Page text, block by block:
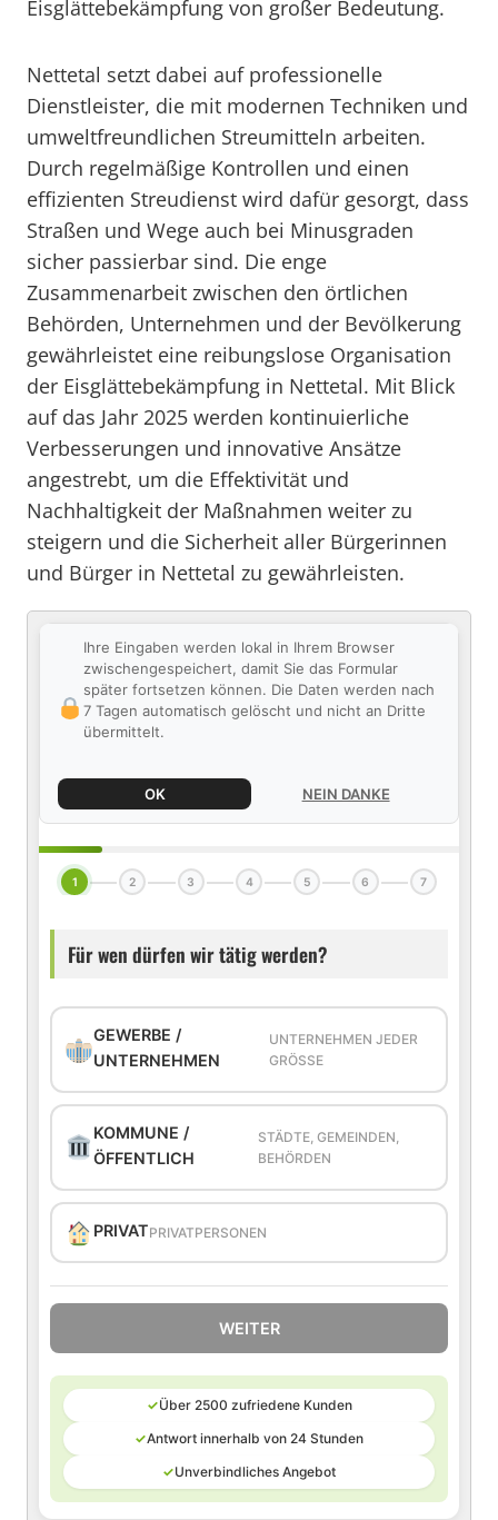
Eisglättebekämpfung von großer Bedeutung.
Nettetal setzt dabei auf professionelle
Dienstleister, die mit modernen Techniken und
umweltfreundlichen Streumitteln arbeiten.
Durch regelmäßige Kontrollen und einen
effizienten Streudienst wird dafür gesorgt, dass
Straßen und Wege auch bei Minusgraden
sicher passierbar sind. Die enge
Zusammenarbeit zwischen den örtlichen
Behörden, Unternehmen und der Bevölkerung
gewährleistet eine reibungslose Organisation
der Eisglättebekämpfung in Nettetal. Mit Blick
auf das Jahr 2025 werden kontinuierliche
Verbesserungen und innovative Ansätze
angestrebt, um die Effektivität und
Nachhaltigkeit der Maßnahmen weiter zu
steigern und die Sicherheit aller Bürgerinnen
und Bürger in Nettetal zu gewährleisten.
Ihre Eingaben werden lokal in Ihrem Browser
zwischengespeichert, damit Sie das Formular
später fortsetzen können. Die Daten werden nach
7 Tagen automatisch gelöscht und nicht an Dritte
übermittelt.
OK NEIN DANKE
1 2 3 4 5 6 7
Für wen dürfen wir tätig werden?
GEWERBE /
UNTERNEHMEN
UNTERNEHMEN JEDER
GRÖSSE
KOMMUNE /
ÖFFENTLICH
STÄDTE, GEMEINDEN,
BEHÖRDEN
PRIVATPRIVATPERSONEN
WEITER
✓Über 2500 zufriedene Kunden
✓Antwort innerhalb von 24 Stunden
✓Unverbindliches Angebot